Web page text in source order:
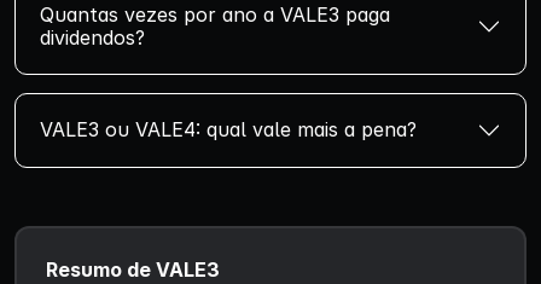
Quantas vezes por ano a VALE3 paga
dividendos?
VALE3 ou VALE4: qual vale mais a pena?
Resumo de VALE3